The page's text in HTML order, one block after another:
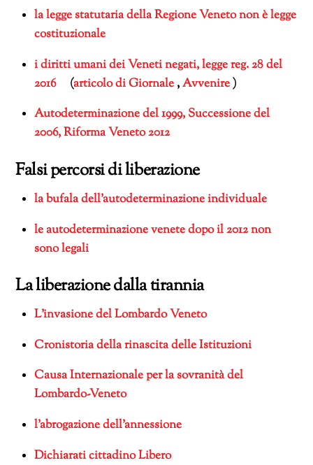
la legge statutaria della Regione Veneto non è legge
costituzionale
i diritti umani dei Veneti negati, legge reg. 28 del
2016
(articolo di Giornale ,Avvenire)
Autodeterminazione del 1999, Successione del
2006, Riforma Veneto 2012
Falsi percorsi di liberazione
la bufala dell’autodeterminazione individuale
le autodeterminazione venete dopo il 2012 non
sono legali
La liberazione dalla tirannia
L’invasione del Lombardo Veneto
Cronistoria della rinascita delle Istituzioni
Causa Internazionale per la sovranità del
Lombardo-Veneto
l’abrogazione dell’annessione
Dichiarati cittadino Libero